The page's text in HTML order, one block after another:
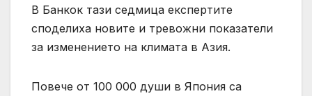
В Банкок тази седмица експертите
споделиха новите и тревожни показатели
за изменението на климата в Азия.
Повече от 100 000 души в Япония са